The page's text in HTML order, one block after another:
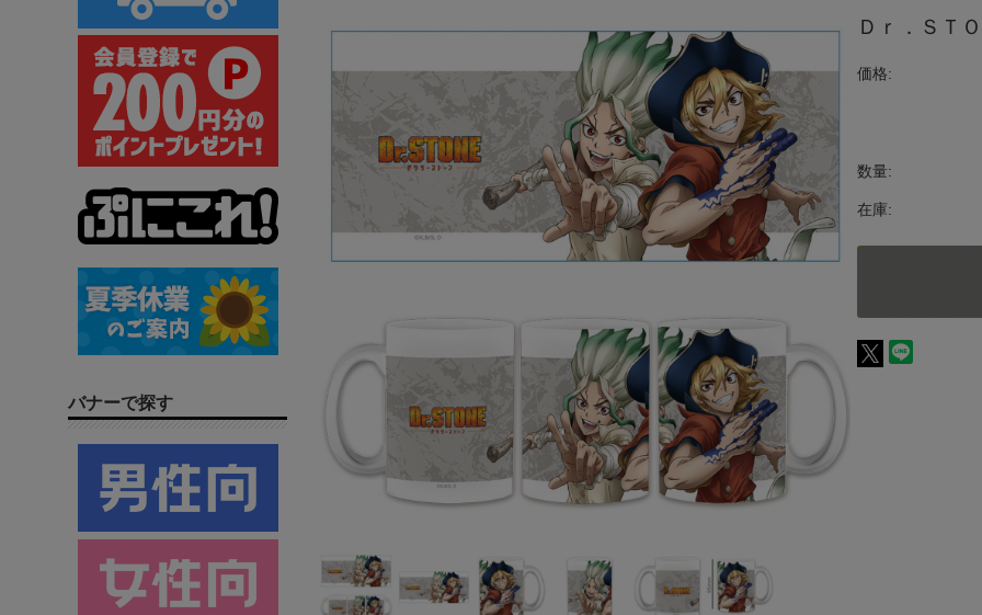
Ｄｒ．ＳＴ
価格:
数量:
在庫:
バナーで探す